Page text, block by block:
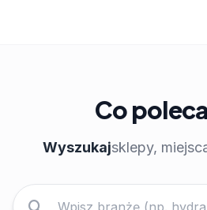
Co
Wyszukajsklepy,